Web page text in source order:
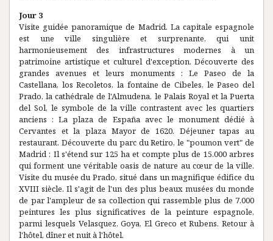
Jour 3
Visite guidée panoramique de Madrid. La capitale espagnole
est une ville singulière et surprenante, qui unit
harmonieusement des infrastructures modernes à un
patrimoine artistique et culturel d'exception. Découverte des
grandes avenues et leurs monuments : Le Paseo de la
Castellana, los Recoletos, la fontaine de Cibeles, le Paseo del
Prado, la cathédrale de l'Almudena, le Palais Royal et la Puerta
del Sol, le symbole de la ville contrastent avec les quartiers
anciens : La plaza de España avec le monument dédié à
Cervantes et la plaza Mayor de 1620. Déjeuner tapas au
restaurant. Découverte du parc du Retiro, le "poumon vert" de
Madrid : Il s'étend sur 125 ha et compte plus de 15.000 arbres
qui forment une véritable oasis de nature au cœur de la ville.
Visite du musée du Prado, situé dans un magnifique édifice du
XVIII siècle. Il s'agit de l'un des plus beaux musées du monde
de par l'ampleur de sa collection qui rassemble plus de 7.000
peintures les plus significatives de la peinture espagnole,
parmi lesquels Velasquez, Goya, El Greco et Rubens. Retour à
l'hôtel, dîner et nuit à l'hôtel.